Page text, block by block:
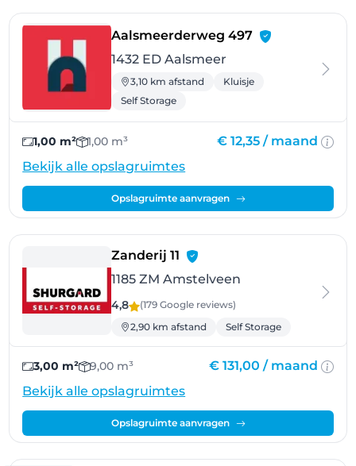
Aalsmeerderweg 497- Aalsmeer
1432 ED Aalsmeer
3,10 km afstand
Kluisje
Self Storage
1,00 m² 1,00 m³ € 12,35 / maand
Bekijk alle opslagruimtes
Opslagruimte aanvragen
Zanderij 11 - Amstelveen
1185 ZM Amstelveen
4,8 (179 Google reviews)
2,90 km afstand
Self Storage
3,00 m² 9,00 m³ € 131,00 / maand
Bekijk alle opslagruimtes
Opslagruimte aanvragen